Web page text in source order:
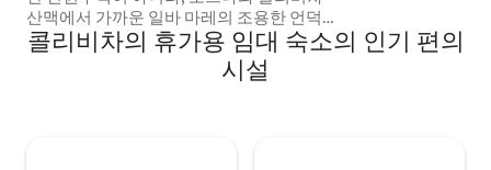
산맥에서 가까운 일바 마레의 조용한 언덕
에 사랑을 담아 지은 나무 보금자리입니다.
이곳에서는 시간이 느리게 흐르고 걱정은
콜리비차의 휴가용 임대 숙소의 인기 편의
시설